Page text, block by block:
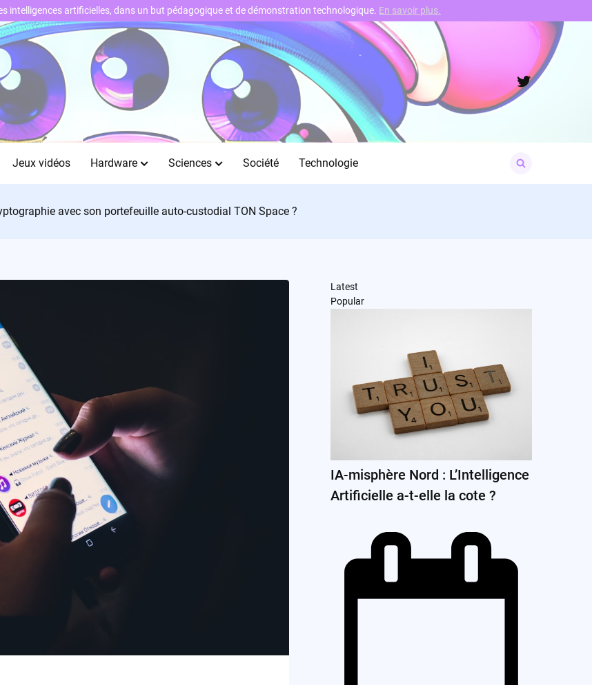
Twitter
Jeux vidéos Hardware Sciences Société Technologie
for:
avec son portefeuille auto-custodial TON Space ?
Latest
Popular
IA-misphère Nord : L’Intelligence
Artificielle a-t-elle la cote ?
intelligences artificielles, dans un but pédagogique et de démonstration technologique. En savoir plus.